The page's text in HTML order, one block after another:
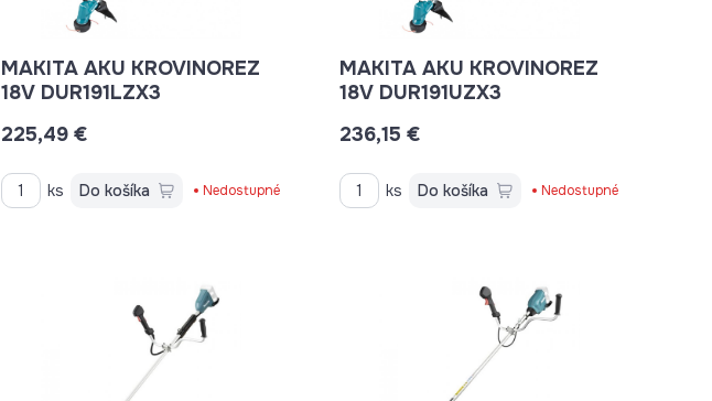
MAKITA AKU KROVINOREZ
18V DUR191LZX3
225,49 €
ks Do košíka Nedostupné
MAKITA AKU KROVINOREZ
18V DUR191UZX3
236,15 €
ks Do košíka Nedostupné